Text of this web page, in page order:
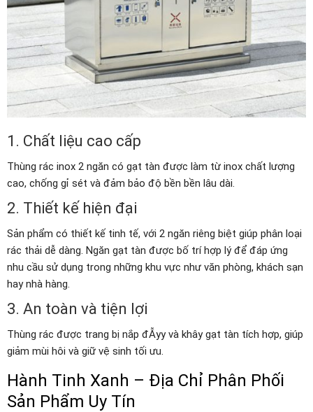
1. Chất liệu cao cấp
Thùng rác inox 2 ngăn có gạt tàn được làm từ inox chất lượng
cao, chống gỉ sét và đảm bảo độ bền bền lâu dài.
2. Thiết kế hiện đại
Sản phẩm có thiết kế tinh tế, với 2 ngăn riêng biệt giúp phân loại
rác thải dễ dàng. Ngăn gạt tàn được bố trí hợp lý để đáp ứng
nhu cầu sử dụng trong những khu vực như văn phòng, khách sạn
hay nhà hàng.
3. An toàn và tiện lợi
Thùng rác được trang bị nắp đẪyy và khây gạt tàn tích hợp, giúp
giảm mùi hôi và giữ vệ sinh tối ưu.
Hành Tinh Xanh – Địa Chỉ Phân Phối
Sản Phẩm Uy Tín